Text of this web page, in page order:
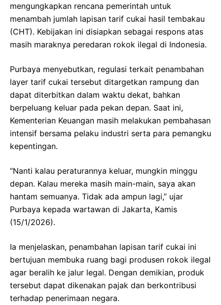
mengungkapkan rencana pemerintah untuk
menambah jumlah lapisan tarif cukai hasil tembakau
(CHT). Kebijakan ini disiapkan sebagai respons atas
masih maraknya peredaran rokok ilegal di Indonesia.
Purbaya menyebutkan, regulasi terkait penambahan
layer tarif cukai tersebut ditargetkan rampung dan
dapat diterbitkan dalam waktu dekat, bahkan
berpeluang keluar pada pekan depan. Saat ini,
Kementerian Keuangan masih melakukan pembahasan
intensif bersama pelaku industri serta para pemangku
kepentingan.
“Nanti kalau peraturannya keluar, mungkin minggu
depan. Kalau mereka masih main-main, saya akan
hantam semuanya. Tidak ada ampun lagi,” ujar
Purbaya kepada wartawan di Jakarta, Kamis
(15/1/2026).
Ia menjelaskan, penambahan lapisan tarif cukai ini
bertujuan membuka ruang bagi produsen rokok ilegal
agar beralih ke jalur legal. Dengan demikian, produk
tersebut dapat dikenakan pajak dan berkontribusi
terhadap penerimaan negara.